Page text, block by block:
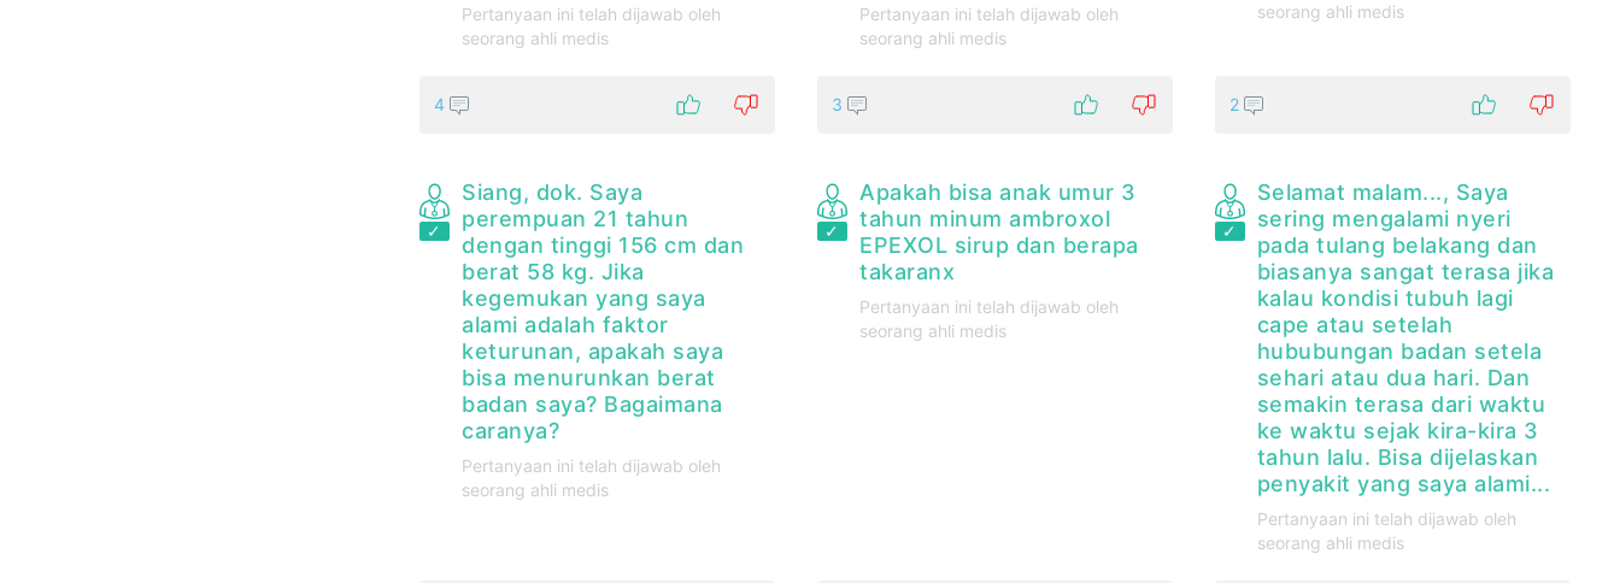
Pertanyaan ini telah dijawab oleh
seorang ahli medis
4
Pertanyaan ini telah dijawab oleh
seorang ahli medis
3
seorang ahli medis
2
Siang, dok. Saya
perempuan 21 tahun
dengan tinggi 156 cm dan
berat 58 kg. Jika
kegemukan yang saya
alami adalah faktor
keturunan, apakah saya
bisa menurunkan berat
badan saya? Bagaimana
caranya?
Pertanyaan ini telah dijawab oleh
seorang ahli medis
Apakah bisa anak umur 3
tahun minum ambroxol
EPEXOL sirup dan berapa
takaranx
Pertanyaan ini telah dijawab oleh
seorang ahli medis
Selamat malam..., Saya
sering mengalami nyeri
pada tulang belakang dan
biasanya sangat terasa jika
kalau kondisi tubuh lagi
cape atau setelah
hububungan badan setela
sehari atau dua hari. Dan
semakin terasa dari waktu
ke waktu sejak kira-kira 3
tahun lalu. Bisa dijelaskan
penyakit yang saya alami...
Pertanyaan ini telah dijawab oleh
seorang ahli medis